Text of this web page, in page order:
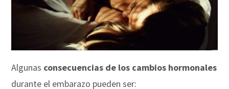
Algunas consecuencias de los cambios hormonales
durante el embarazo pueden ser: